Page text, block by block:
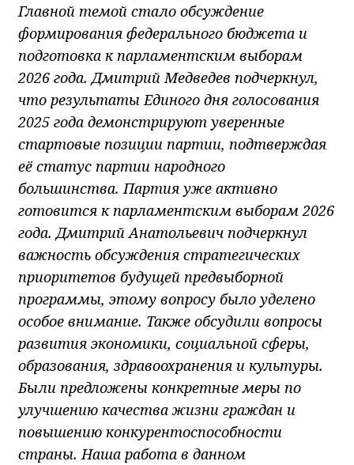
Главной темой стало обсуждение
формирования федерального бюджета и
подготовка к парламентским выборам
2026 года. Дмитрий Медведев подчеркнул,
что результаты Единого дня голосования
2025 года демонстрируют уверенные
стартовые позиции партии, подтверждая
её статус партии народного
большинства. Партия уже активно
готовится к парламентским выборам 2026
года. Дмитрий Анатольевич подчеркнул
важность обсуждения стратегических
приоритетов будущей предвыборной
программы, этому вопросу было уделено
особое внимание. Также обсудили вопросы
развития экономики, социальной сферы,
образования, здравоохранения и культуры.
Были предложены конкретные меры по
улучшению качества жизни граждан и
повышению конкурентоспособности
страны. Наша работа в данном